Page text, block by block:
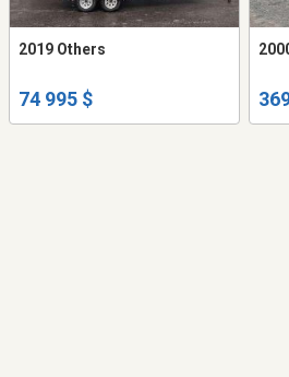
2019 Others
74 995 $